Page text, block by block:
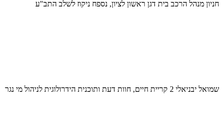
חניון מנהל הרכב בית דגן ראשון לציון, נספח ניקוז לשלב התב"ע
שמואל יבניאלי 2 קריית חיים, חוות דעת ותוכנית הידרולוגית לניהול מי נגר